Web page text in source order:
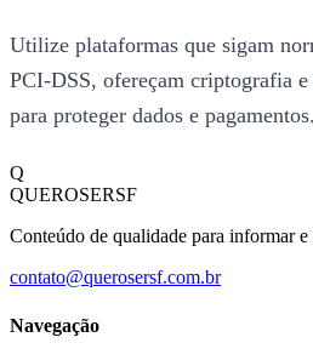
Utilize plataformas que sigam
PCI-DSS, ofereçam criptografia
para proteger dados e pagamentos.
Q
QUEROSERSF
Conteúdo de qualidade para informar e
contato@querosersf.com.br
Navegação